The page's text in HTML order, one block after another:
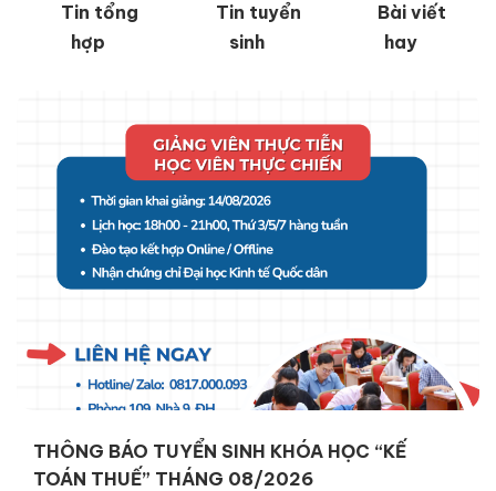
Tin tổng
hợp
Tin tuyển
sinh
Bài viết
hay
THÔNG BÁO TUYỂN SINH KHÓA HỌC
“MARKETING VÀ BÁN HÀNG” THÁNG 08/2026